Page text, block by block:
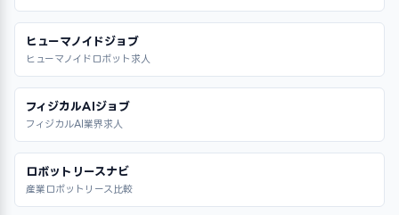
ヒューマノイドジョブ
ヒューマノイドロボット求人
フィジカルAIジョブ
フィジカルAI業界求人
ロボットリースナビ
産業ロボットリース比較